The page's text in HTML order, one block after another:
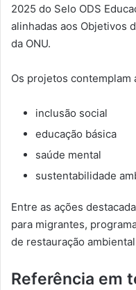
2025 do Selo ODS
alinhadas aos Objetivos
da ONU.
Os projetos contemplam
inclusão social
educação básica
saúde mental
sustentabilidade
Entre as ações
para migrantes,
de restauração
Referência em